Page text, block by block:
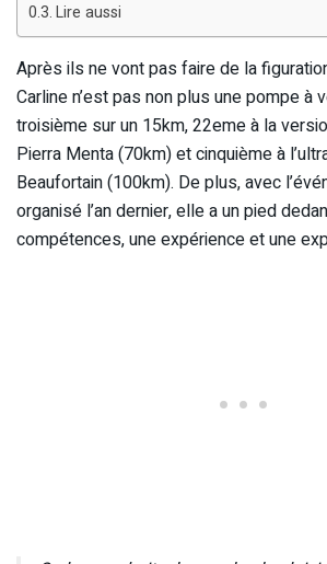
Lire aussi
Après ils ne vont pas faire de la
Carline n’est pas non plus une pompe à
troisième sur un 15km, 22eme à la
Pierra Menta (70km) et cinquième à
Beaufortain (100km). De plus, avec
organisé l’an dernier, elle a un pied
compétences, une expérience et une